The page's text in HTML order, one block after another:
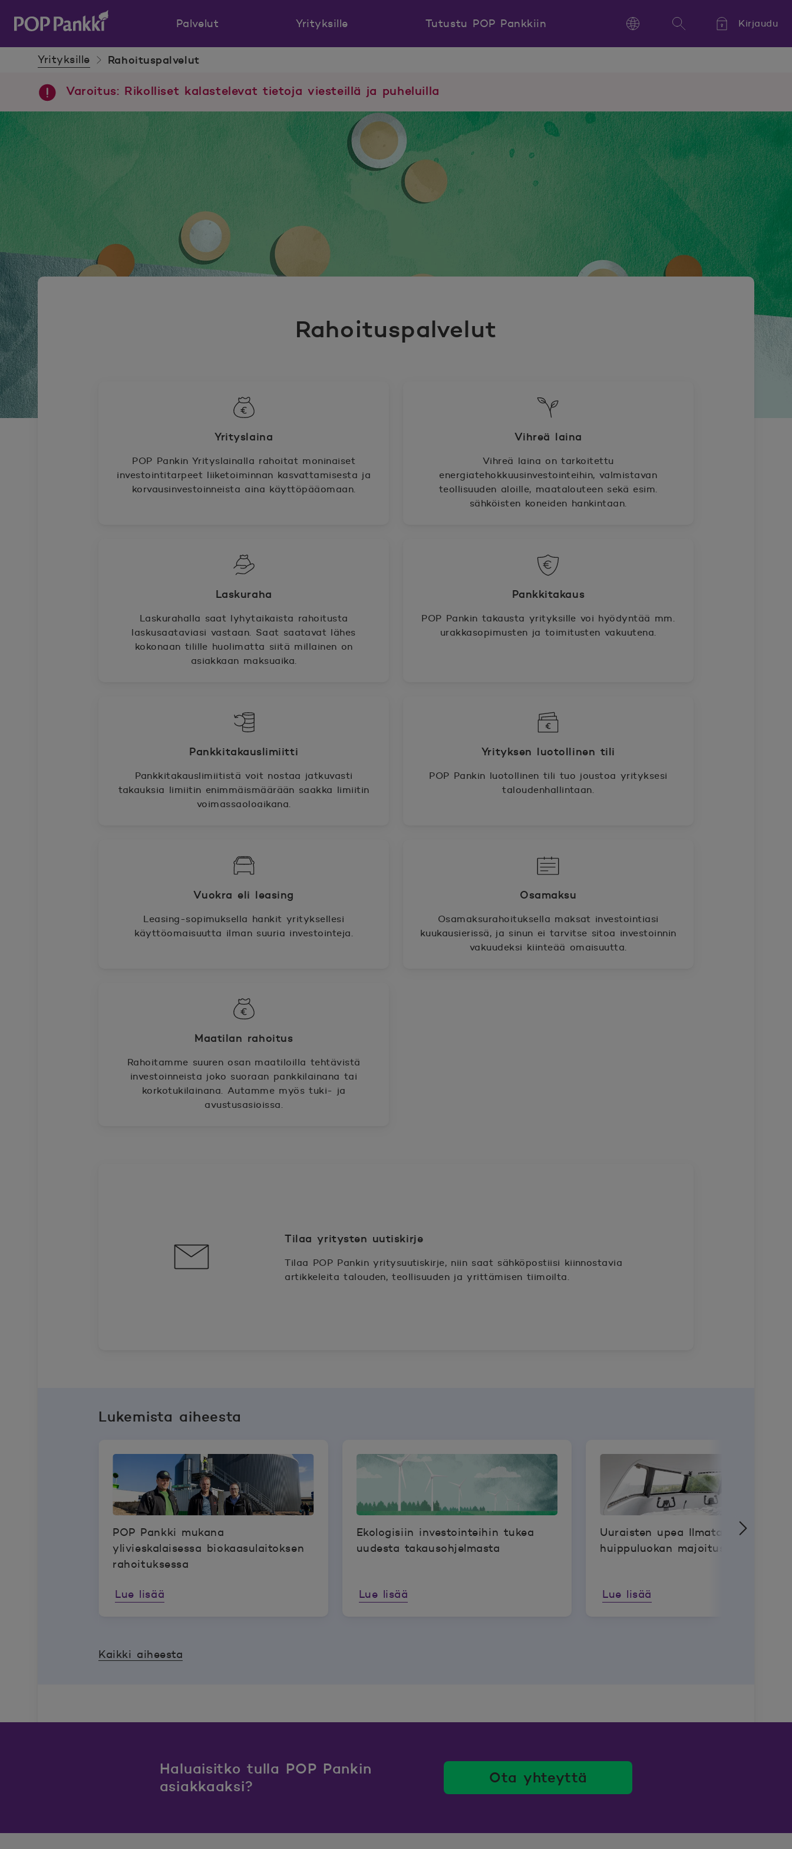
POP Pankki, etusivulle
Palvelut Yrityksille
Tutustu POP Pankkiin
Kieli,
Language
Language Hae
Kirjaudu
Yrityksille Rahoituspalvelut
Varoitus: Rikolliset kalastelevat tietoja viesteillä ja puheluilla
Rahoituspalvelut
Yrityslaina
POP Pankin Yrityslainalla rahoitat moninaiset
investointitarpeet liiketoiminnan kasvattamisesta ja
korvausinvestoinneista aina käyttöpääomaan.
Vihreä laina
Vihreä laina on tarkoitettu
energiatehokkuusinvestointeihin, valmistavan
teollisuuden aloille, maatalouteen sekä esim.
sähköisten koneiden hankintaan.
Laskuraha
Laskurahalla saat lyhytaikaista rahoitusta
laskusaataviasi vastaan. Saat saatavat lähes
kokonaan tilille huolimatta siitä millainen on
asiakkaan maksuaika.
Pankkitakaus
POP Pankin takausta yrityksille voi hyödyntää mm.
urakkasopimusten ja toimitusten vakuutena.
Pankkitakauslimiitti
Pankkitakauslimiitistä voit nostaa jatkuvasti
takauksia limiitin enimmäismäärään saakka limiitin
voimassaoloaikana.
Yrityksen luotollinen tili
POP Pankin luotollinen tili tuo joustoa yrityksesi
taloudenhallintaan.
Vuokra eli leasing
Leasing-sopimuksella hankit yrityksellesi
käyttöomaisuutta ilman suuria investointeja.
Osamaksu
Osamaksurahoituksella maksat investointiasi
kuukausierissä, ja sinun ei tarvitse sitoa investoinnin
vakuudeksi kiinteää omaisuutta.
Maatilan rahoitus
Rahoitamme suuren osan maatiloilla tehtävistä
investoinneista joko suoraan pankkilainana tai
korkotukilainana. Autamme myös tuki- ja
avustusasioissa.
Tilaa yritysten uutiskirje
Tilaa POP Pankin yritysuutiskirje, niin saat sähköpostiisi kiinnostavia
artikkeleita talouden, teollisuuden ja yrittämisen tiimoilta.
Lukemista aiheesta
POP Pankki mukana
ylivieskalaisessa biokaasulaitoksen
rahoituksessa
Lue lisää
Ekologisiin investointeihin tukea
uudesta takausohjelmasta
Lue lisää
Uuraisten upea Ilmatar tarjoaa
huippuluokan majoituselämyksiä
Lue lisää
Kaikki aiheesta
Haluaisitko tulla POP Pankin
asiakkaaksi?
Ota yhteyttä